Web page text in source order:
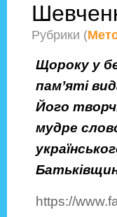
Рубрики (
Щороку у
пам’яті
Його
мудре
https://